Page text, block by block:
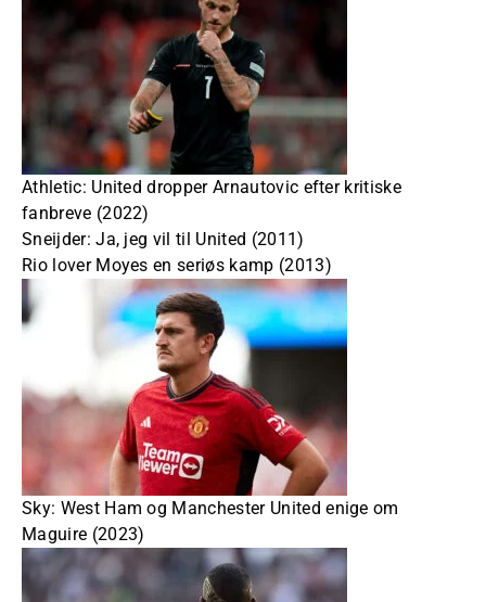
Athletic: United dropper Arnautovic efter kritiske
fanbreve (2022)
Sneijder: Ja, jeg vil til United (2011)
Rio lover Moyes en seriøs kamp (2013)
Sky: West Ham og Manchester United enige om
Maguire (2023)